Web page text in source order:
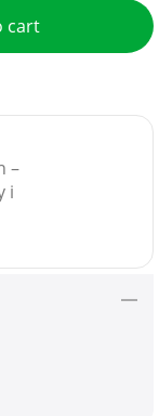
cart
–
i